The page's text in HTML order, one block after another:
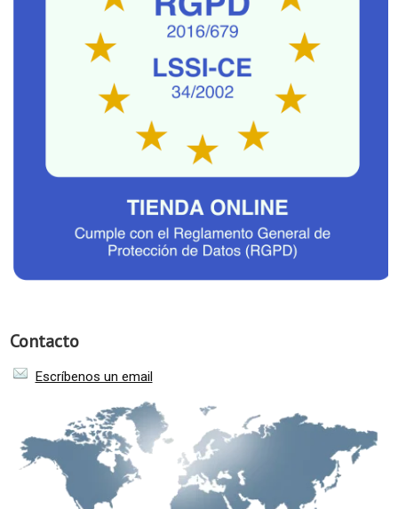
Contacto
Escríbenos un email